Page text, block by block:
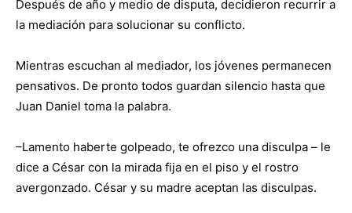
Después de año y medio de disputa, decidieron recurrir a
la mediación para solucionar su conflicto.
Mientras escuchan al mediador, los jóvenes permanecen
pensativos. De pronto todos guardan silencio hasta que
Juan Daniel toma la palabra.
–Lamento haberte golpeado, te ofrezco una disculpa – le
dice a César con la mirada fija en el piso y el rostro
avergonzado. César y su madre aceptan las disculpas.